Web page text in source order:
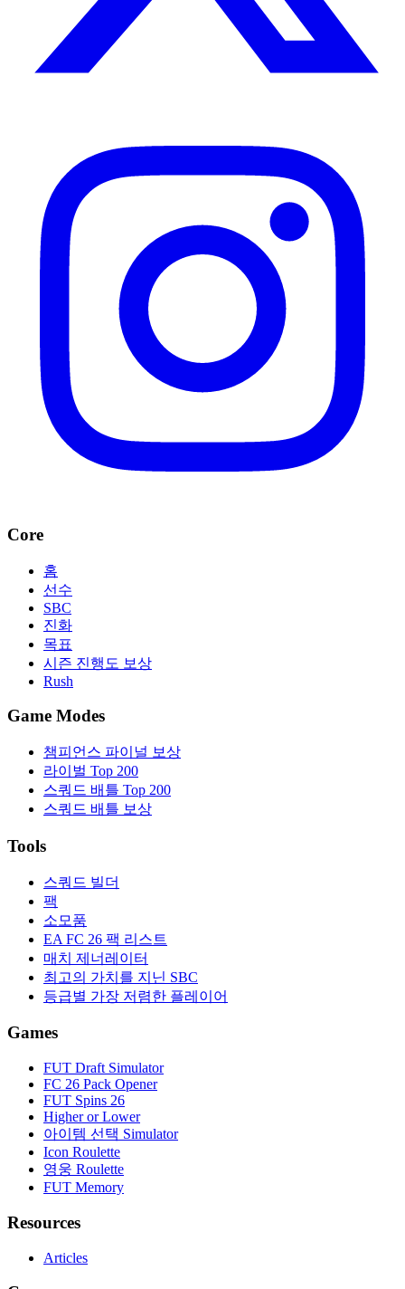
Core
홈
선수
SBC
진화
목표
시즌 진행도 보상
Rush
Game Modes
챔피언스 파이널 보상
라이벌 Top 200
스쿼드 배틀 Top 200
스쿼드 배틀 보상
Tools
스쿼드 빌더
팩
소모품
EA FC 26 팩 리스트
매치 제너레이터
최고의 가치를 지닌 SBC
등급별 가장 저렴한 플레이어
Games
FUT Draft Simulator
FC 26 Pack Opener
FUT Spins 26
Higher or Lower
아이템 선택 Simulator
Icon Roulette
영웅 Roulette
FUT Memory
Resources
Articles